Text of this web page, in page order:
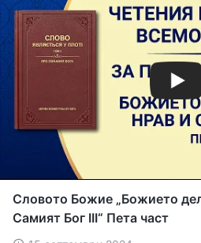
Словото Божие „Божието
Самият Бог III“ Пета част